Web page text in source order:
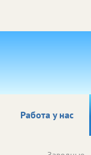
Работа у нас